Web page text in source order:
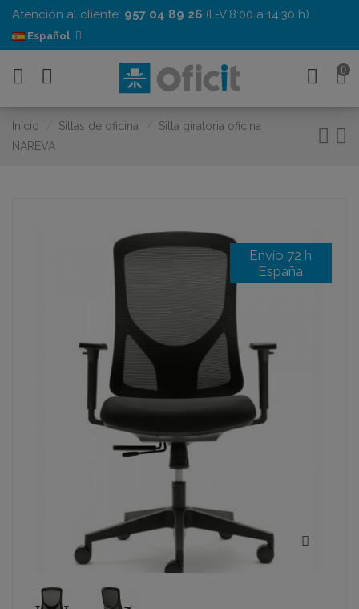
Atención al cliente: 957 04 89 26 (L-V 8:00 a 14:30 h)
Español
0
Inicio Sillas de oficina
Silla giratoria oficina
NAREVA
Envío 72 h
España